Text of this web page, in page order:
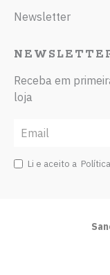
Newsletter
Receba em
loja
Li e aceito a